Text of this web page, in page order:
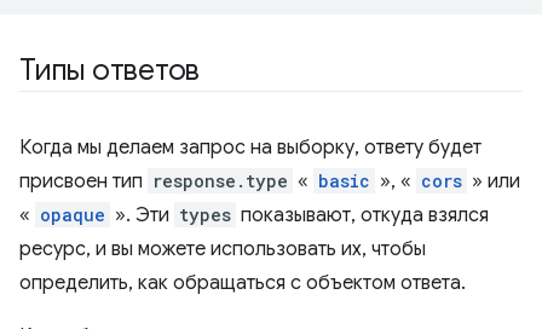
Типы ответов
Когда мы делаем запрос на выборку, ответу будет
присвоен тип response.type « basic », « cors » или
« opaque ». Эти types показывают, откуда взялся
ресурс, и вы можете использовать их, чтобы
определить, как обращаться с объектом ответа.